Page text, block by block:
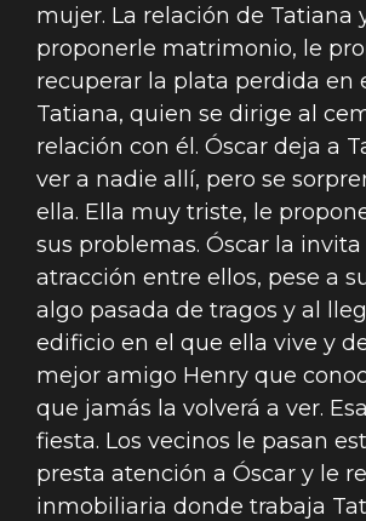
mujer. La relación de
proponerle matrimonio, le
recuperar la plata perdida en
Tatiana, quien se dirige al
relación con él. Óscar deja a
ver a nadie allí, pero se
ella. Ella muy triste, le
sus problemas. Óscar la
atracción entre ellos, pese a
algo pasada de tragos y al
edificio en el que ella vive y
mejor amigo Henry que
que jamás la volverá a ver.
fiesta. Los vecinos le pasan
presta atención a Óscar y le
inmobiliaria donde trabaja